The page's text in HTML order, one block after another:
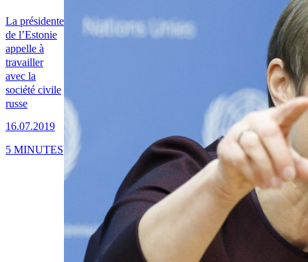
La présidente
de l’Estonie
appelle à
travailler
avec la
société civile
russe
16.07.2019
5 MINUTES